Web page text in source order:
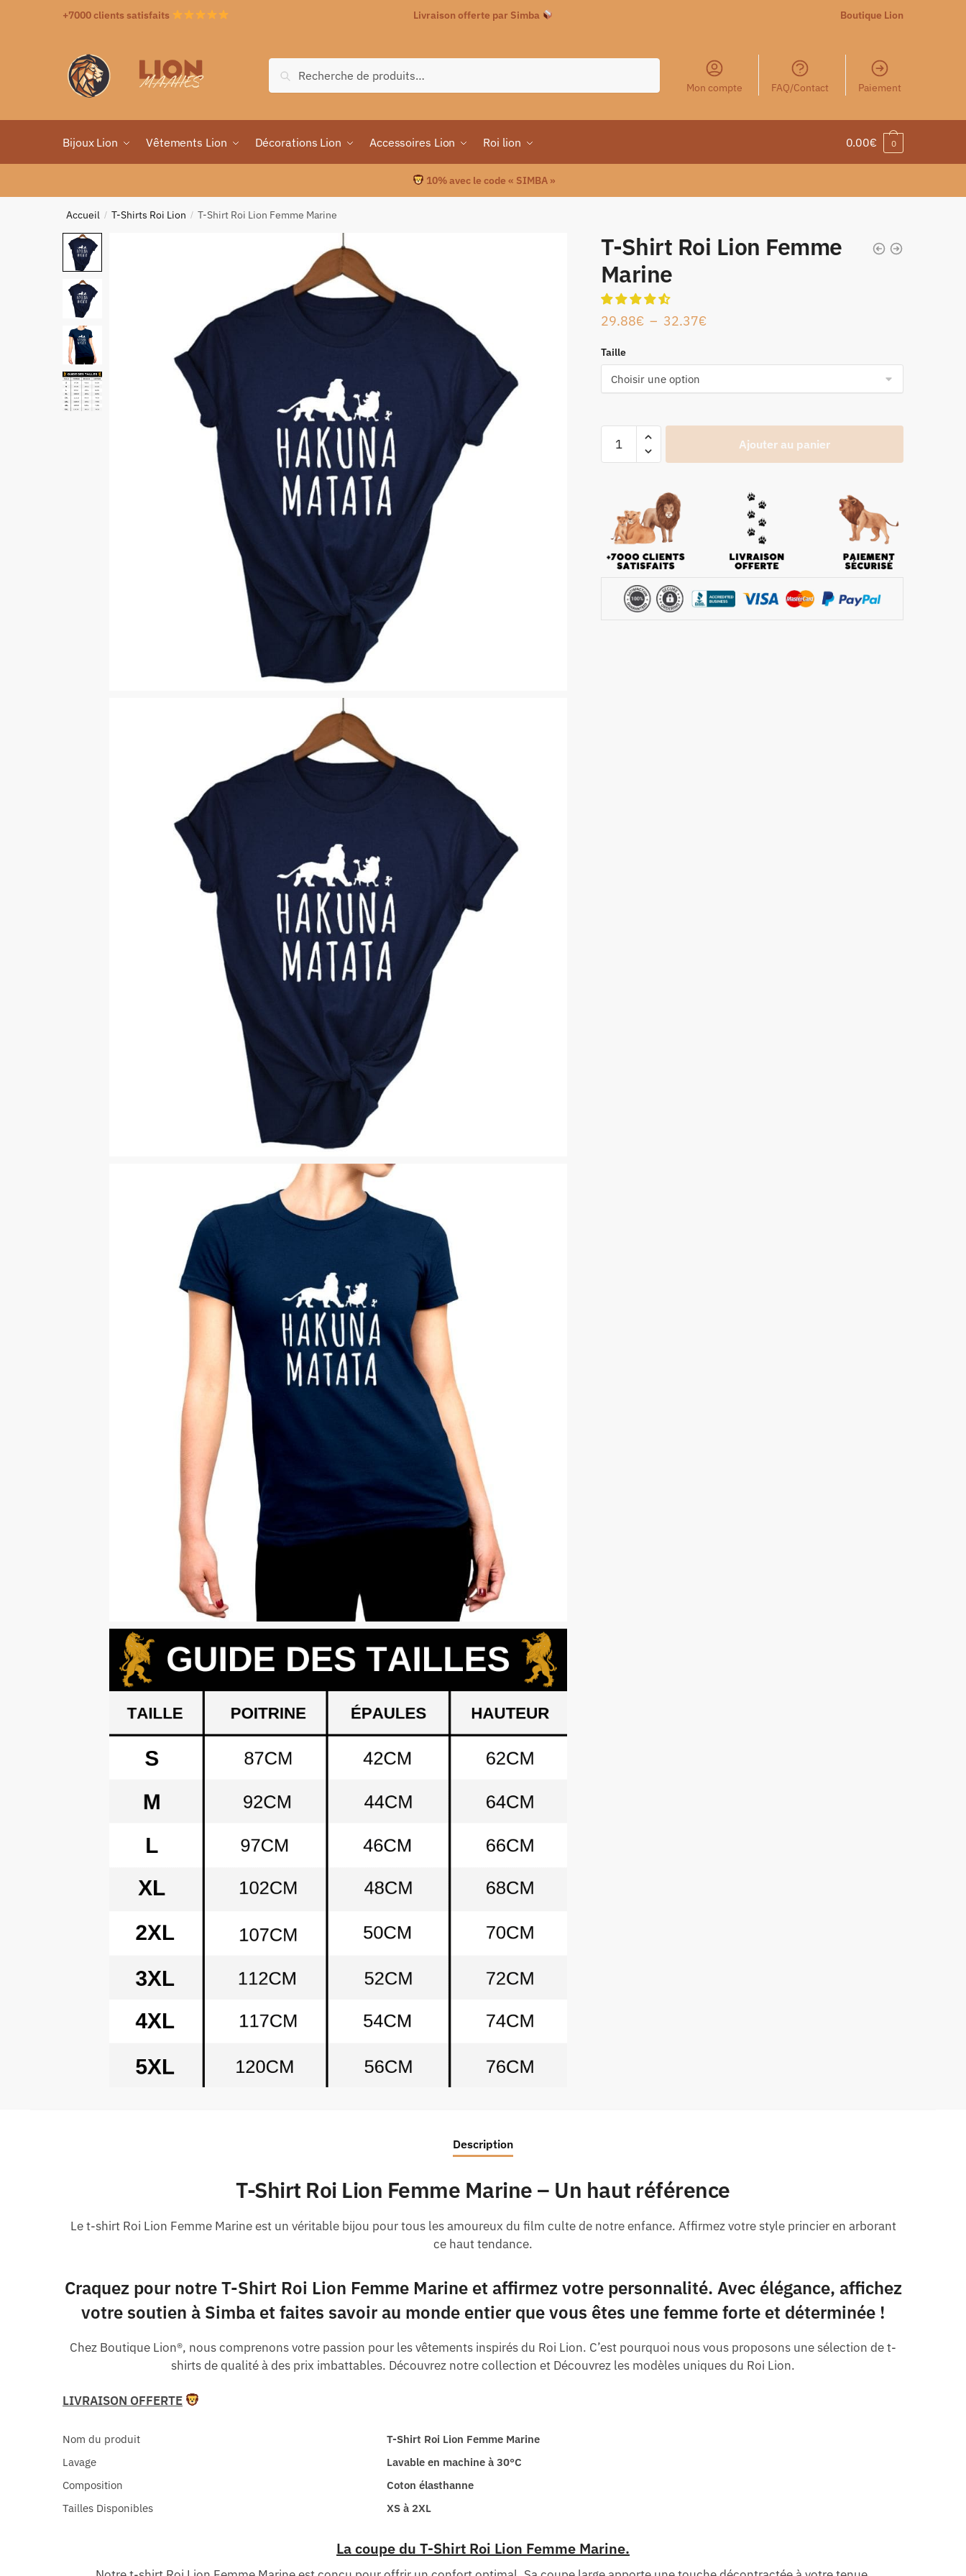
+7000 clients satisfaits Livraison offerte par Simba Boutique Lion
Recherche
Mon compte FAQ/Contact Paiement
Bijoux Lion Vêtements Lion Décorations Lion Accessoires Lion Roi lion 0.00€ 0
10% avec le code « SIMBA »
Accueil / T-Shirts Roi Lion / T-Shirt Roi Lion Femme Marine
T-Shirt Roi Lion Femme
Marine
29.88€ – 32.37€
Taille
Ajouter au panier
Description
T-Shirt Roi Lion Femme Marine – Un haut référence
Le t-shirt Roi Lion Femme Marine est un véritable bijou pour tous les amoureux du film culte de notre enfance. Affirmez votre style princier en arborant
ce haut tendance.
Craquez pour notre T-Shirt Roi Lion Femme Marine et affirmez votre personnalité. Avec élégance, affichez
votre soutien à Simba et faites savoir au monde entier que vous êtes une femme forte et déterminée !
Chez Boutique Lion®, nous comprenons votre passion pour les vêtements inspirés du Roi Lion. C’est pourquoi nous vous proposons une sélection de t-
shirts de qualité à des prix imbattables. Découvrez notre collection et Découvrez les modèles uniques du Roi Lion.
LIVRAISON OFFERTE
Nom du produit
T-Shirt Roi Lion Femme Marine
Lavage
Lavable en machine à 30°C
Composition
Coton élasthanne
Tailles Disponibles
XS à 2XL
La coupe du T-Shirt Roi Lion Femme Marine.